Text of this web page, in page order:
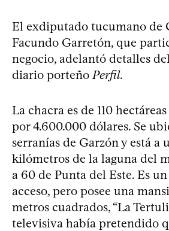
El exdiputado tucumano de
Facundo Garretón, que
negocio, adelantó detalles
diario porteño Perfil.
La chacra es de 110
por 4.600.000 dólares. Se
serranías de Garzón y está a
kilómetros de la laguna del
a 60 de Punta del Este. Es
acceso, pero posee una
metros cuadrados, “La
televisiva había pretendido